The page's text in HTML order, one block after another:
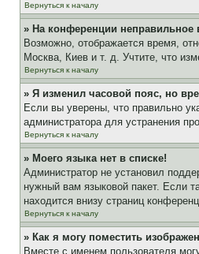
Вернуться к началу
» На конференции неправильное
Возможно, отображается время,
Москва, Киев и т. д. Учтите, что
Вернуться к началу
» Я изменил часовой пояс, но
Если вы уверены, что правильно
администратора для устранения
Вернуться к началу
» Моего языка нет в списке!
Администратор не установил
нужный вам языковой пакет. Если
находится внизу страниц
Вернуться к началу
» Как я могу поместить
Вместе с именем пользователя